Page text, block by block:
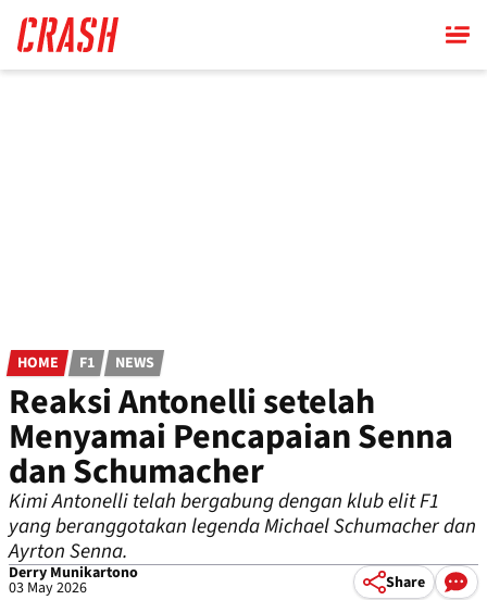
main
content
HOME F1 NEWS
Reaksi Antonelli setelah
Menyamai Pencapaian Senna
dan Schumacher
Kimi Antonelli telah bergabung dengan klub elit F1
yang beranggotakan legenda Michael Schumacher dan
Ayrton Senna.
Derry Munikartono
03 May 2026 Share